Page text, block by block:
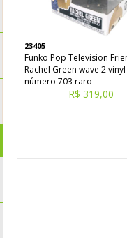
23405
Funko Pop Television
Rachel Green wave 2
número 703 raro
R$ 319,00